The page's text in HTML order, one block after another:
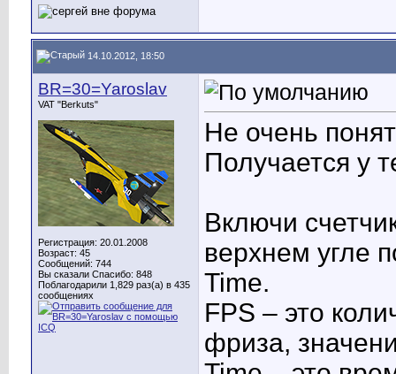
14.10.2012, 18:50
BR=30=Yaroslav
VAT "Berkuts"
Регистрация: 20.01.2008
Возраст: 45
Сообщений: 744
Вы сказали Спасибо: 848
Поблагодарили 1,829 раз(а) в 435
сообщениях
Не очень
Получается у
Включи
верхнем угле
Time.
FPS – это
фриза,